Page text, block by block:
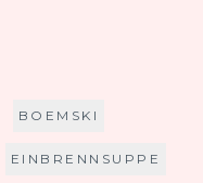
BOEMSKI
EINBRENNSUPPE